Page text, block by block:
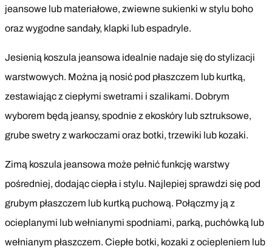
jeansowe lub materiałowe, zwiewne sukienki w stylu boho
oraz wygodne sandały, klapki lub espadryle.
Jesienią koszula jeansowa idealnie nadaje się do stylizacji
warstwowych. Można ją nosić pod płaszczem lub kurtką,
zestawiając z ciepłymi swetrami i szalikami. Dobrym
wyborem będą jeansy, spodnie z ekoskóry lub sztruksowe,
grube swetry z warkoczami oraz botki, trzewiki lub kozaki.
Zimą koszula jeansowa może pełnić funkcję warstwy
pośredniej, dodając ciepła i stylu. Najlepiej sprawdzi się pod
grubym płaszczem lub kurtką puchową. Połączmy ją z
ocieplanymi lub wełnianymi spodniami, parką, puchówką lub
wełnianym płaszczem. Ciepłe botki, kozaki z ociepleniem lub